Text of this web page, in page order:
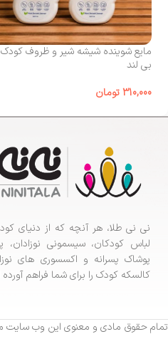
مایع شوینده شیشه شیر و ظروف
بی لند
310,000تومان
نی نی طلا، هر آنچه که از دنیای
لباس کودکان، سیسمونی نوزادان،
پوشاک پسرانه و اکسسوری های
کالسکه کودک را برای شما فراهم
تمام حقوق مادی و معنوی این وب سایت